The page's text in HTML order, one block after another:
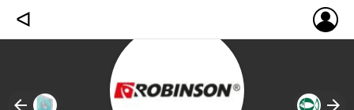
ᐊ